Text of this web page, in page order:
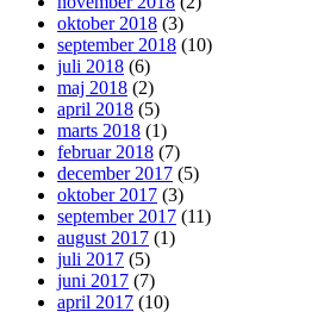
oktober 2018 (3)
september 2018 (10)
juli 2018 (6)
maj 2018 (2)
april 2018 (5)
marts 2018 (1)
februar 2018 (7)
december 2017 (5)
oktober 2017 (3)
september 2017 (11)
august 2017 (1)
juli 2017 (5)
juni 2017 (7)
april 2017 (10)